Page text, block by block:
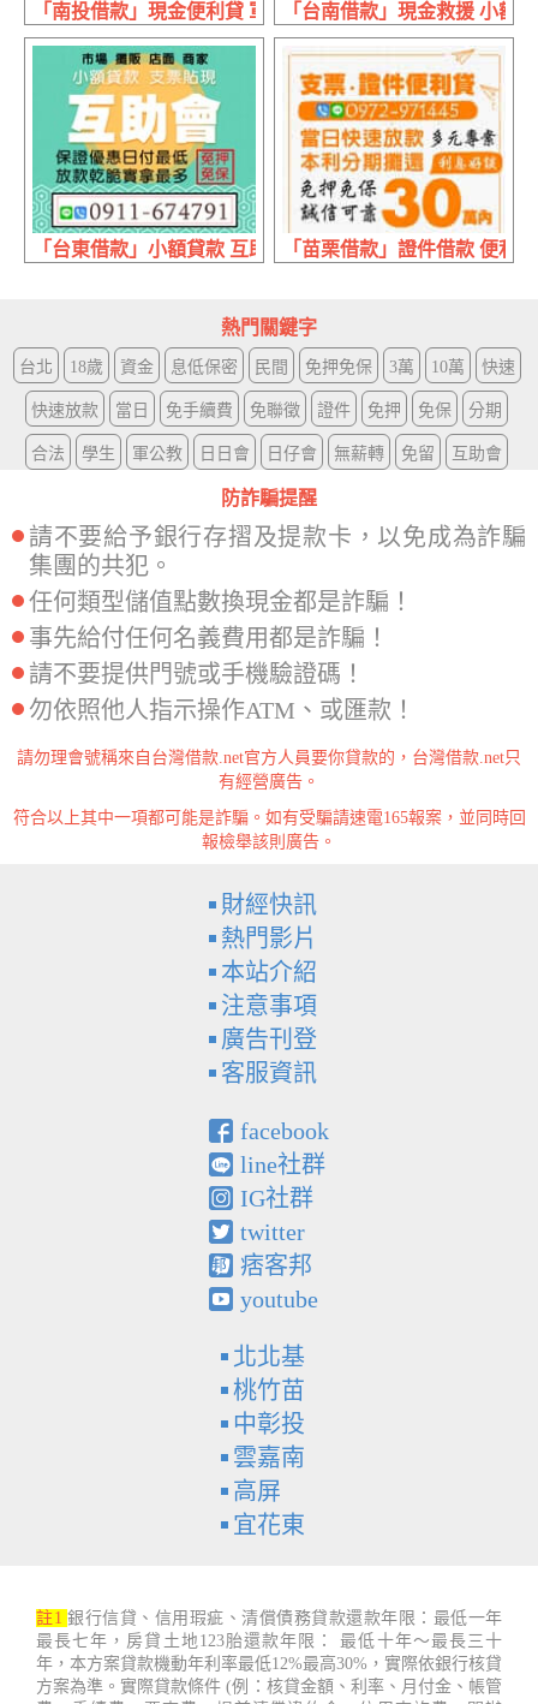
「南投借款」現金便利貸 軍人享高額 | 另有學生專案 免押
「台南借款」現金救援 小額
「台東借款」小額貸款 互助會 | 日付最低 保證優惠
「苗栗借款」證件借款 便利
熱門關鍵字
台北 18歲 資金 息低保密 民間 免押免保 3萬 10萬 快速
快速放款 當日 免手續費 免聯徵 證件 免押 免保 分期
合法 學生 軍公教 日日會 日仔會 無薪轉 免留 互助會
防詐騙提醒
請不要給予銀行存摺及提款卡，以免成為詐騙
集團的共犯。
任何類型儲值點數換現金都是詐騙！
事先給付任何名義費用都是詐騙！
請不要提供門號或手機驗證碼！
勿依照他人指示操作ATM、或匯款！
請勿理會號稱來自台灣借款.net官方人員要你貸款的，台灣借款.net只
有經營廣告。
符合以上其中一項都可能是詐騙。如有受騙請速電165報案，並同時回
報檢舉該則廣告。
財經快訊
熱門影片
本站介紹
注意事項
廣告刊登
客服資訊
facebook
line社群
IG社群
twitter
痞客邦
youtube
北北基
桃竹苗
中彰投
雲嘉南
高屏
宜花東
註1 銀行信貸、信用瑕疵、清償債務貸款還款年限：最低一年
最長七年，房貸土地123胎還款年限： 最低十年～最長三十
年，本方案貸款機動年利率最低12%最高30%，實際依銀行核貸
方案為準。實際貸款條件 (例：核貸金額、利率、月付金、帳管